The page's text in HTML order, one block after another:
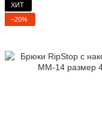
ХИТ
−20%